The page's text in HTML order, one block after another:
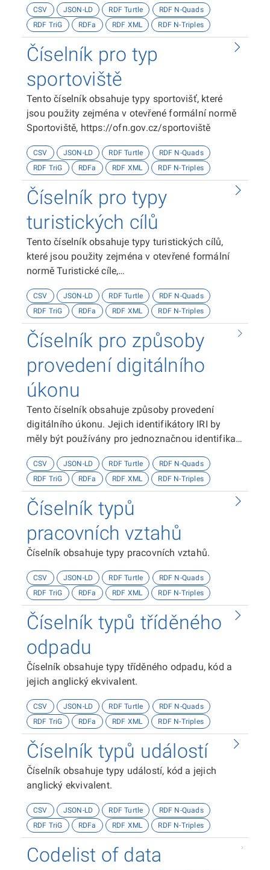
CSV JSON-LD RDF Turtle
RDF N-Quads
RDF TriG
RDFa RDF XML RDF N-Triples
Číselník pro typ
sportoviště
Tento číselník obsahuje typy sportovišť, které
jsou použity zejména v otevřené formální normě
Sportoviště, https://ofn.gov.cz/sportoviště
CSV JSON-LD RDF Turtle
RDF N-Quads
RDF TriG
RDFa RDF XML RDF N-Triples
Číselník pro typy
turistických cílů
Tento číselník obsahuje typy turistických cílů,
které jsou použity zejména v otevřené formální
normě Turistické cíle,
CSV JSON-LD RDF Turtle
RDF N-Quads
RDF TriG
RDFa RDF XML RDF N-Triples
Číselník pro způsoby
provedení digitálního
úkonu
Tento číselník obsahuje způsoby provedení
digitálního úkonu. Jejich identifikátory IRI by
měly být používány pro jednoznačnou identifikaci
CSV JSON-LD RDF Turtle
RDF N-Quads
RDF TriG
RDFa RDF XML RDF N-Triples
Číselník typů
pracovních vztahů
Číselník obsahuje typy pracovních vztahů.
CSV JSON-LD RDF Turtle
RDF N-Quads
RDF TriG
RDFa RDF XML RDF N-Triples
Číselník typů tříděného
odpadu
Číselník obsahuje typy tříděného odpadu, kód a
jejich anglický ekvivalent.
CSV JSON-LD RDF Turtle
RDF N-Quads
RDF TriG
RDFa RDF XML RDF N-Triples
Číselník typů událostí
Číselník obsahuje typy událostí, kód a jejich
anglický ekvivalent.
CSV JSON-LD RDF Turtle
RDF N-Quads
RDF TriG
RDFa RDF XML RDF N-Triples
Codelist of data